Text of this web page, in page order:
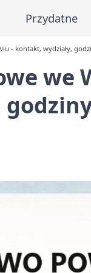
Przydatne
- kontakt, wydziały,
we